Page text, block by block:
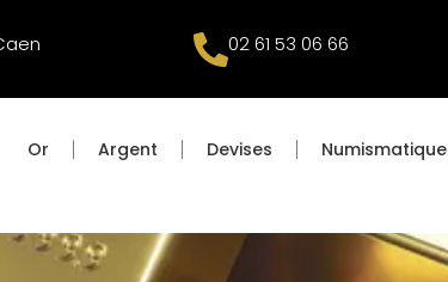
02 61 53 06 66
Or Argent Devises Numismatique